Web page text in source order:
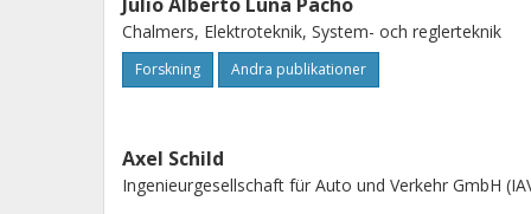
discussed, as well as future lines of
reserved.
Chalmers, Elektroteknik, System- och reglerteknik
Forskning Andra publikationer
Axel Schild
Ingenieurgesellschaft für Auto und Verkehr GmbH